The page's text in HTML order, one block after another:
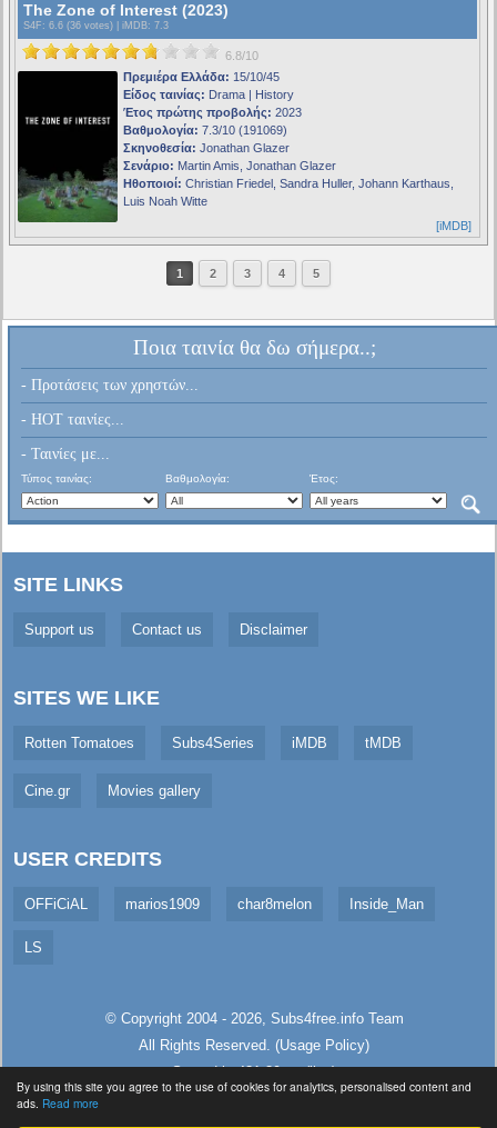
By using this site you agree to the use of cookies for analytics, personalised content and
ads. Read more
The Zone of Interest (2023)
S4F : 6.6 (36 votes) | iMDB: 7.3
6.8/10
Πρεμιέρα Ελλάδα: 15/10/45
Είδος ταινίας: Drama | History
Έτος πρώτης προβολής: 2023
Βαθμολογία: 7.3/10 (191069)
Σκηνοθεσία: Jonathan Glazer
Σενάριο: Martin Amis, Jonathan Glazer
Ηθοποιοί: Christian Friedel, Sandra Huller, Johann Karthaus,
Luis Noah Witte
[iMDB]
1 2 3 4 5
Ποια ταινία θα δω σήμερα..;
- Προτάσεις των χρηστών...
- HOT ταινίες...
- Ταινίες με...
Τύπος ταινίας: Βαθμολογία: Έτος:
SITE LINKS
Support us Contact us Disclaimer
SITES WE LIKE
Rotten Tomatoes Subs4Series iMDB tMDB
Cine.gr Movies gallery
USER CREDITS
OFFiCiAL marios1909 char8melon Inside_Man
LS
© Copyright 2004 - 2026, Subs4free.infoTeam
All Rights Reserved. (Usage Policy)
Served in 431.39ms (live)